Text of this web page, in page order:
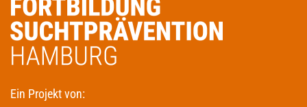
Ein Projekt von: